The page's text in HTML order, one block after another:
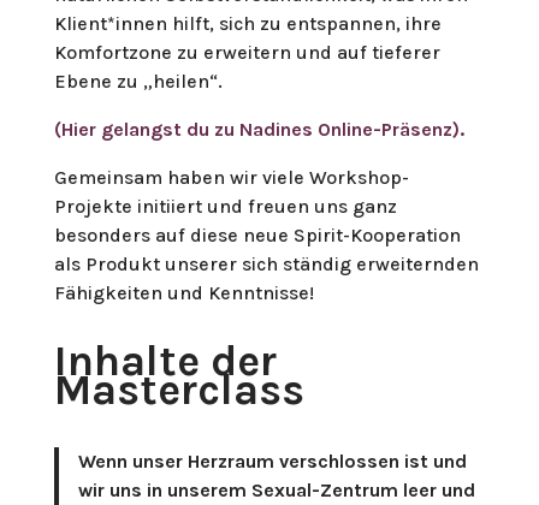
Klient*innen hilft, sich zu entspannen, ihre
Komfortzone zu erweitern und auf tieferer
Ebene zu „heilen“.
(Hier gelangst du zu Nadines Online-Präsenz).
Gemeinsam haben wir viele Workshop-
Projekte initiiert und freuen uns ganz
besonders auf diese neue Spirit-Kooperation
als Produkt unserer sich ständig erweiternden
Fähigkeiten und Kenntnisse!
Inhalte der
Masterclass
Wenn unser Herzraum verschlossen ist und
wir uns in unserem Sexual-Zentrum leer und